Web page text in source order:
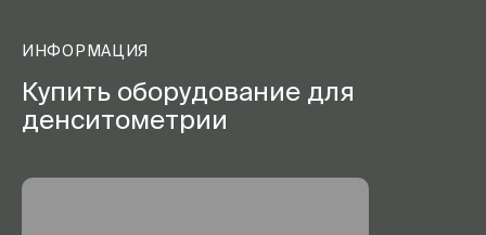
ИНФОРМАЦИЯ
Купить оборудование для
денситометрии